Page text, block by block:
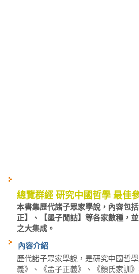
總覽群經 研究中國哲學 最佳
本書集歷代諸子眾家學說，內容包
正】、【墨子閒詁】等各家數種，
之大集成。
內容介紹
歷代諸子眾家學說，是研究中國哲
義》、《孟子正義》、《顏氏家訓